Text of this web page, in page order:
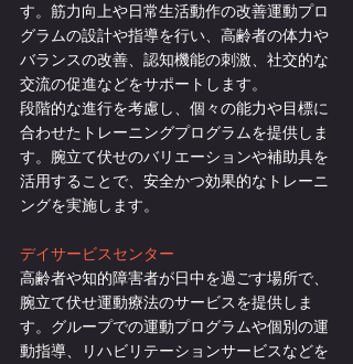
す。筋力向上や日常生活動作の改善運動プロ
グラムの設計や指導を行い、高齢者の体力や
バランスの改善、認知機能の刺激、社交的な
交流の促進などをサポートします。
段階的な進行を考慮し、個々の能力や目標に
合わせたトレーニングプログラムを提供しま
す。腕立て伏せのバリエーションや補助具を
活用することで、安全かつ効果的なトレーニ
ングを実施します。
デイサービスセンター
高齢者や知的障害者が日中を過ごす場所で、
腕立て伏せ運動療法のサービスを提供しま
す。グループでの運動プログラムや個別の運
動指導、リハビリテーションサービスなどを